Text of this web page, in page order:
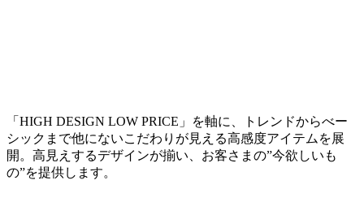
「HIGH DESIGN LOW PRICE」を軸に、トレンドからべー
シックまで他にないこだわりが見える高感度アイテムを展
開。高見えするデザインが揃い、お客さまの”今欲しいも
の”を提供します。